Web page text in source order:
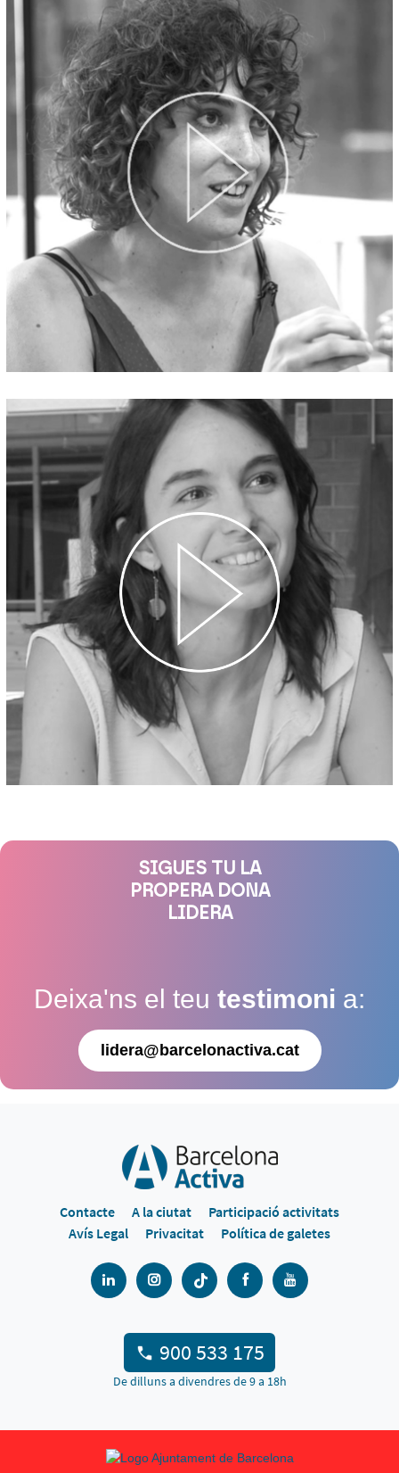
SIGUES TU LA
PROPERA DONA
LIDERA
Deixa'ns el teu testimoni a:
lidera@barcelonactiva.cat
Contacte A la ciutat
Participació activitats
Avís Legal
Privacitat Política de galetes
900 533 175
De dilluns a divendres de 9 a 18h